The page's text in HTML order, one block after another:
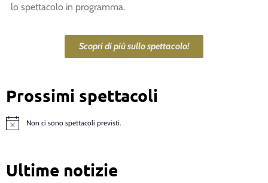
lo spettacolo in programma.
Scopri di più sullo spettacolo!
Prossimi spettacoli
Notice Non ci sono spettacoli previsti.
Ultime notizie